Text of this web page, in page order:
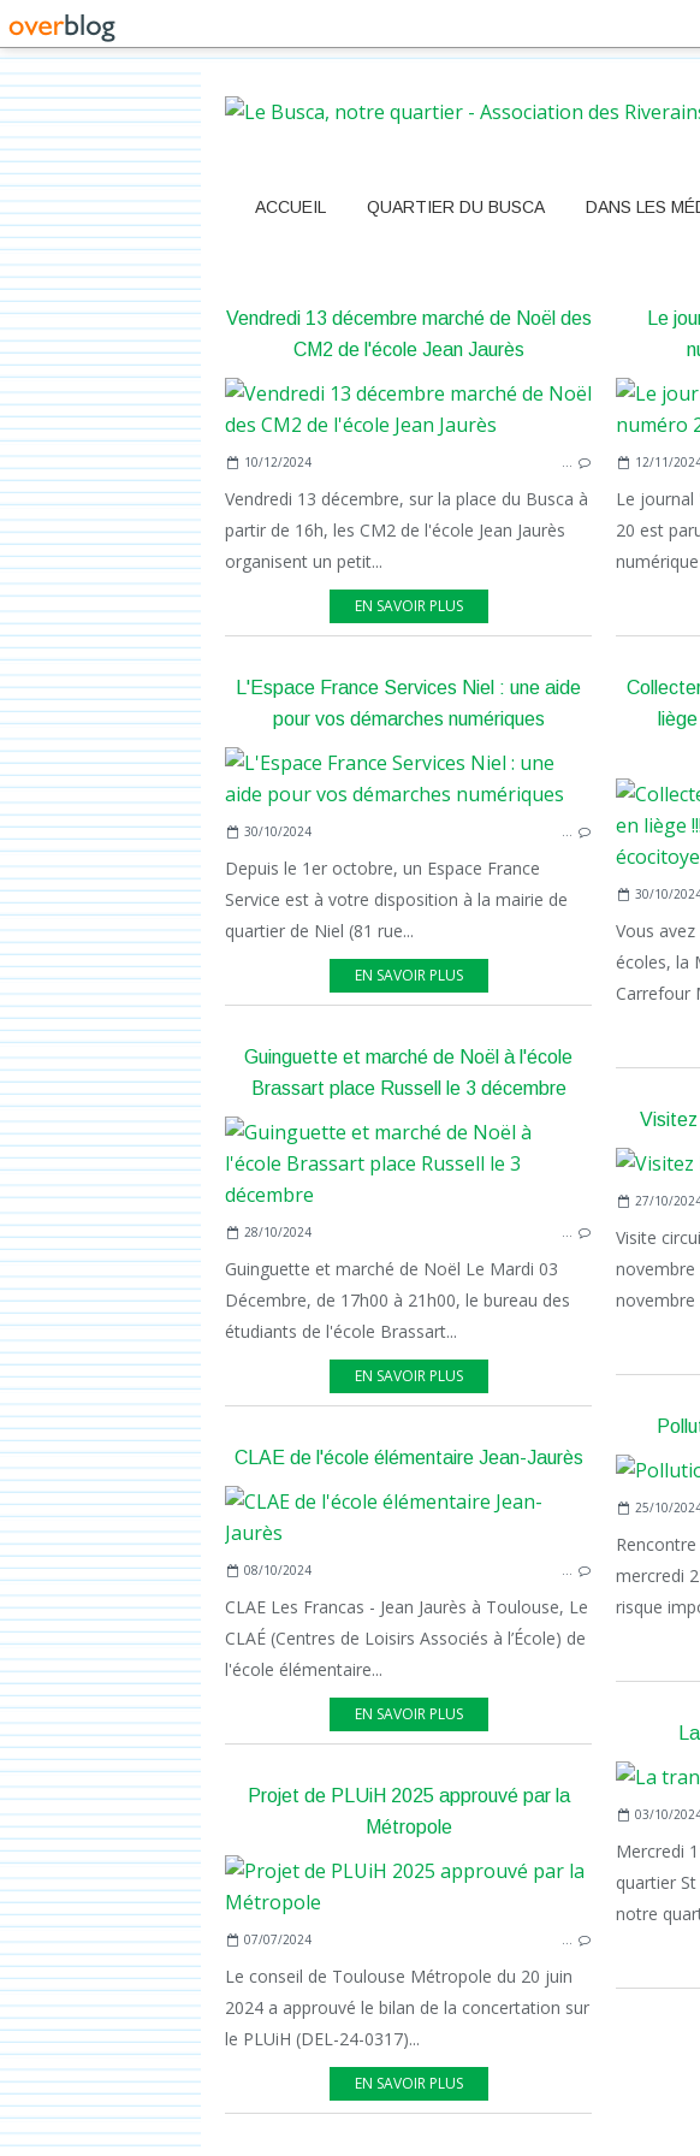
ACCUEIL QUARTIER DU BUSCA DANS LES
Vendredi 13 décembre marché de Noël des
CM2 de l'école Jean Jaurès
10/12/2024 …
Vendredi 13 décembre, sur la place du Busca à
partir de 16h, les CM2 de l'école Jean Jaurès
organisent un petit...
EN SAVOIR PLUS
Le
12/11/
Le
20 est
L'Espace France Services Niel : une aide
pour vos démarches numériques
30/10/2024 …
Depuis le 1er octobre, un Espace France
Service est à votre disposition à la mairie de
quartier de Niel (81 rue...
EN SAVOIR PLUS
30/10/
Vous
écoles, la
Carrefour
Guinguette et marché de Noël à l'école
Brassart place Russell le 3 décembre
28/10/2024 …
Guinguette et marché de Noël Le Mardi 03
Décembre, de 17h00 à 21h00, le bureau des
étudiants de l'école Brassart...
EN SAVOIR PLUS
Visitez
27/10/
Visite
novembre
novembre
25/10/
mercredi
risque
CLAE de l'école élémentaire Jean-Jaurès
08/10/2024 …
CLAE Les Francas - Jean Jaurès à Toulouse, Le
CLAÉ (Centres de Loisirs Associés à l’École) de
l'école élémentaire...
EN SAVOIR PLUS
03/10/
Mercredi
quartier
notre
Projet de PLUiH 2025 approuvé par la
Métropole
07/07/2024 …
Le conseil de Toulouse Métropole du 20 juin
2024 a approuvé le bilan de la concertation sur
le PLUiH (DEL-24-0317)...
EN SAVOIR PLUS